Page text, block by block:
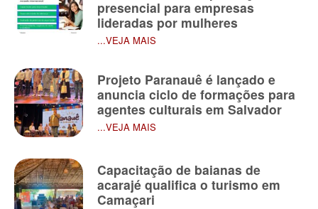
presencial para empresas
lideradas por mulheres
...VEJA MAIS
Projeto Paranauê é lançado e
anuncia ciclo de formações para
agentes culturais em Salvador
...VEJA MAIS
Capacitação de baianas de
acarajé qualifica o turismo em
Camaçari